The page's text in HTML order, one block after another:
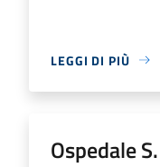
LEGGI DI PIÙ
Ospedale